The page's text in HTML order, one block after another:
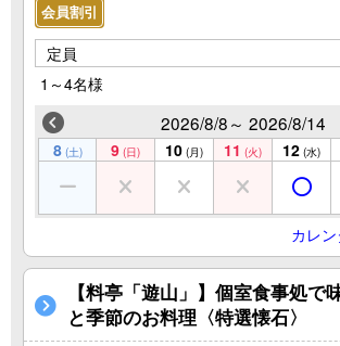
会員割引
定員
1～4名様
2026/8/8～ 2026/8/14
8 (土) 9 (日) 10 (月) 11 (火) 12 (水)
カレ
【料亭「遊山」】個室食事処で
と季節のお料理〈特選懐石〉